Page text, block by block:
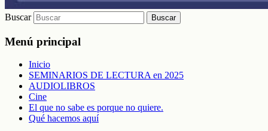
Buscar
Menú principal
Inicio
SEMINARIOS DE LECTURA en 2025
AUDIOLIBROS
Cine
El que no sabe es porque no quiere.
Qué hacemos aquí